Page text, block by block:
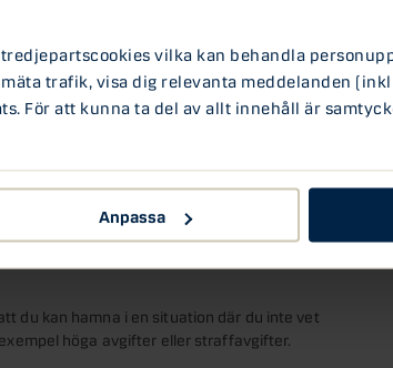
vilka kan behandla
trafik, visa dig relevanta meddelanden
För att kunna ta del av allt innehåll är
Anpassa
månad. Detta kan vara svårt för många
Om du inte kan betala tillbaka lånet i tid,
Det finns många oseriösa långivare
utan att erbjuda riktiga lån.
och ekonomiska problem. Om du tar ett
leda till att du hamnar i en skuldfälla.
du kan hamna i en situation där du inte vet
höga avgifter eller straffavgifter.